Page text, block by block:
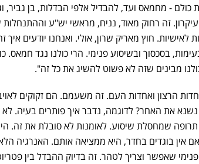
- מחמאס ועד, להבדיל אלפי הבדלות, בן גביר,
זה רחוק מאוד, נניח, מראשי יש"ע
חוץ מאריק שרון, אולי. ואנחנו יודעים איך
בסכסוך ובשיסוע פנימי. הרי כולנו נגד חמאס.
מבינים שזה לא פשוט להשיג את כל זה".
הרצון ואחדות העם. זה משעמם. הם זקוקים
את האחר? לדוגמה, נדבר איך פותרים בעיה. לא
תרופה שמחסלת שיסוע. לאומנות לא סובלת את זה.
אין בוגדים בחדר, היא ממציאה אותם. האנרגיה
שאפשר וצריך לטהר. זה בדיוק ההבדל בין